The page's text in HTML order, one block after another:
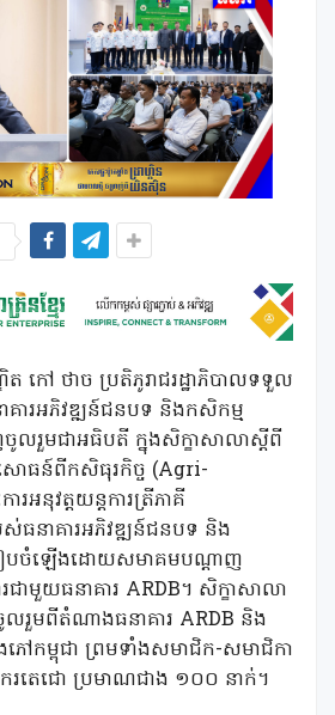
ត កៅ ថាច ប្រតិភូរាជរដ្ឋាភិបាលទទួល
គារអភិវឌ្ឍន៍ជនបទ និងកសិកម្ម
លរួមជាអធិបតី ក្នុងសិក្ខាសាលាស្តីពី
ោធន៍ពីកសិធុរកិច្ច (Agri-
រអនុវត្តយន្តការត្រីភាគី
ស់ធនាគារអភិវឌ្ឍន៍ជនបទ និង
បចំ​ឡើងដោយ​សមាគមបណ្តាញ​
ាមួយធនាគារ ARDB។ សិក្ខាសាលា
លរួមពី​តំណាង​ធនាគារ ARDB និង​
កម្ពុជា ព្រមទាំងសមាជិក-សមាជិកា
តេជោ ប្រមាណជាង ១០០ នាក់។